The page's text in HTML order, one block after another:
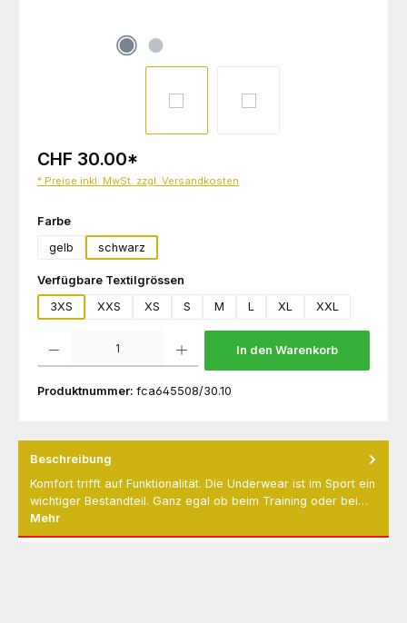
CHF 30.00*
* Preise inkl. MwSt. zzgl. Versandkosten
Farbeauswählen
gelb
schwarz
Verfügbare Textilgrössen
3XS
XXS XS S M L XL XXL
In den Warenkorb
Produktnummer: fca645508/30.10
Beschreibung
Komfort trifft auf Funktionalität. Die Underwear ist im Sport ein
wichtiger Bestandteil. Ganz egal ob beim Training oder bei…
Mehr